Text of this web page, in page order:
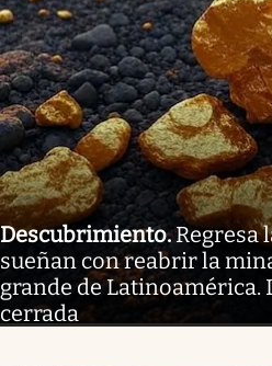
Descubrimiento.Regresa
sueñan con reabrir la
grande de Latinoamérica.
cerrada